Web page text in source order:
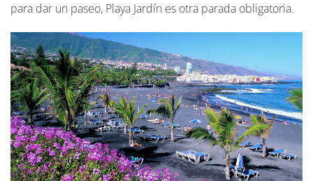
para dar un paseo, Playa Jardín es otra parada obligatoria.